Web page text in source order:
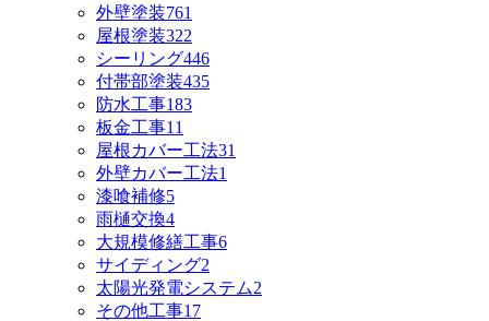
外壁塗装761
屋根塗装322
シーリング446
付帯部塗装435
防水工事183
板金工事11
屋根カバー工法31
外壁カバー工法1
漆喰補修5
雨樋交換4
大規模修繕工事6
サイディング2
太陽光発電システム2
その他工事17